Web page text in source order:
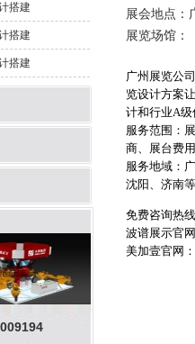
搭建
搭建
搭建
展会地点：
展览场馆：
广州展览公司
览设计方案
计和行业A级
服务范围：
商、 展台费
服务地域：
沈阳、济南等
免费咨询热
波谱展示官网
美加壹官网：